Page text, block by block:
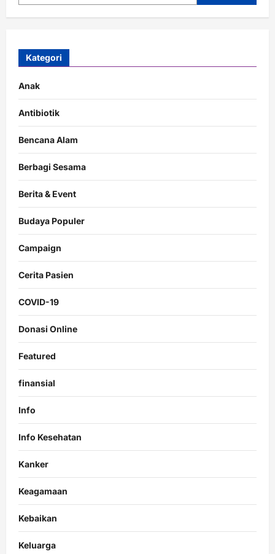
Kategori
Anak
Antibiotik
Bencana Alam
Berbagi Sesama
Berita & Event
Budaya Populer
Campaign
Cerita Pasien
COVID-19
Donasi Online
Featured
finansial
Info
Info Kesehatan
Kanker
Keagamaan
Kebaikan
Keluarga